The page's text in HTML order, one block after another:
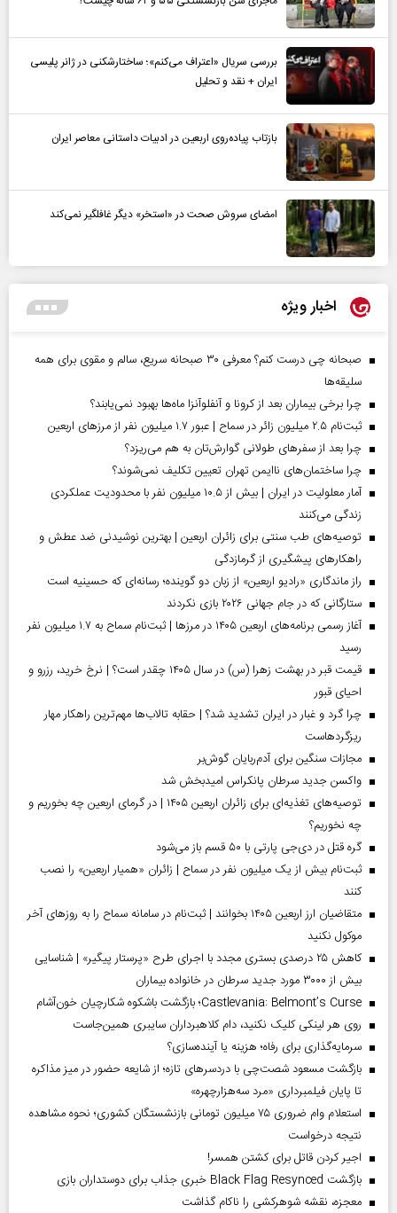
بررسی سریال «اعتراف می‌کنم»؛ ساختارشکنی در ژانر پلیسی
ایران + نقد و تحلیل
بازتاب پیاده‌روی اربعین در ادبیات داستانی معاصر ایران
امضای سروش صحت در «استخر» دیگر غافلگیر نمی‌کند
اخبار ویژه
صبحانه چی درست کنم؟ معرفی ۳۰ صبحانه سریع، سالم و مقوی برای همه
سلیقه‌ها
چرا برخی بیماران بعد از کرونا و آنفلوآنزا ماه‌ها بهبود نمی‌یابند؟
ثبت‌نام ۲.۵ میلیون زائر در سماح | عبور ۱.۷ میلیون نفر از مرز‌های اربعین
چرا بعد از سفرهای طولانی گوارش‌تان به هم می‌ریزد؟
چرا ساختمان‌های ناایمن تهران تعیین تکلیف نمی‌شوند؟
آمار معلولیت در ایران | بیش از ۱۰.۵ میلیون نفر با محدودیت عملکردی
زندگی می‌کنند
توصیه‌های طب سنتی برای زائران اربعین | بهترین نوشیدنی ضد عطش و
راهکارهای پیشگیری از گرمازدگی
راز ماندگاری «رادیو اربعین» از زبان دو گوینده؛ رسانه‌ای که حسینیه است
ستارگانی که در جام جهانی ۲۰۲۶ بازی نکردند
آغاز رسمی برنامه‌های اربعین ۱۴۰۵ در مرز‌ها | ثبت‌نام سماح به ۱.۷ میلیون نفر
رسید
قیمت قبر در بهشت زهرا (س) در سال ۱۴۰۵ چقدر است؟ | نرخ خرید، رزرو و
احیای قبور
چرا گرد و غبار در ایران تشدید شد؟ | حقابه تالاب‌ها مهم‌ترین راهکار مهار
ریزگردهاست
مجازات سنگین برای آدم‌ربایان گوش‌بر
واکسن جدید سرطان پانکراس امیدبخش شد
توصیه‌های تغذیه‌ای برای زائران اربعین ۱۴۰۵ | در گرمای اربعین چه بخوریم و
چه نخوریم؟
گره قتل در دی‌جی پارتی با ۵۰ قسم باز می‌شود
ثبت‌نام بیش از یک میلیون نفر در سماح | زائران «همیار اربعین» را نصب
کنند
متقاضیان ارز اربعین ۱۴۰۵ بخوانند | ثبت‌نام در سامانه سماح را به روز‌های آخر
موکول نکنید
کاهش ۲۵ درصدی بستری مجدد با اجرای طرح «پرستار پیگیر» | شناسایی
بیش از ۳۰۰۰ مورد جدید سرطان در خانواده بیماران
Castlevania: Belmont’s Curse؛ بازگشت باشکوه شکارچیان خون‌آشام
روی هر لینکی کلیک نکنید، دام کلاهبرداران سایبری همین‌جاست
سرمایه‌گذاری برای رفاه؛ هزینه یا آینده‌سازی؟
بازگشت مسعود شصت‌چی با دردسر‌های تازه؛ از شایعه حضور در میز مذاکره
تا پایان فیلمبرداری «مرد سه‌هزارچهره»
استعلام وام ضروری ۷۵ میلیون تومانی بازنشستگان کشوری؛ نحوه مشاهده
نتیجه درخواست
اجیر کردن قاتل برای کشتن همسر!
بازگشت Black Flag Resynced خبری جذاب برای دوستداران بازی
معجزه، نقشه شوهرکشی را ناکام گذاشت